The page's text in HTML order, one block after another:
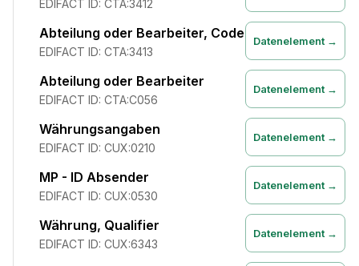
EDIFACT ID: CTA:3412
Abteilung oder Bearbeiter, Code
EDIFACT ID: CTA:3413
Datenelement →
Abteilung oder Bearbeiter
EDIFACT ID: CTA:C056
Datenelement →
Währungsangaben
EDIFACT ID: CUX:0210
Datenelement →
MP - ID Absender
EDIFACT ID: CUX:0530
Datenelement →
Währung, Qualifier
EDIFACT ID: CUX:6343
Datenelement →